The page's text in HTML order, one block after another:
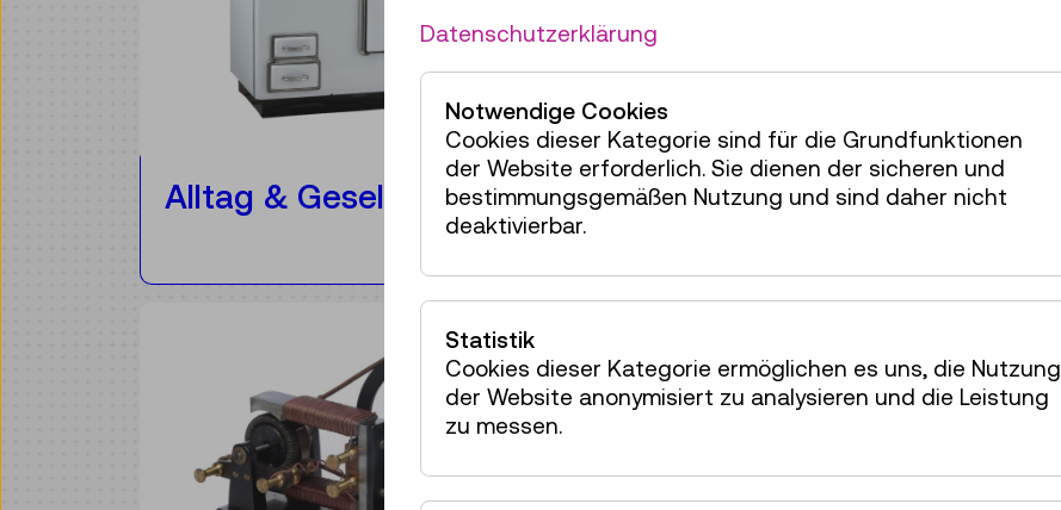
Alltag & Gesellschaft
Information &
Datenschutzerklärung
Notwendige Cookies
Cookies dieser Kategorie sind für die Grundfunktionen
der Website erforderlich. Sie dienen der sicheren und
bestimmungsgemäßen Nutzung und sind daher nicht
deaktivierbar.
Statistik
Cookies dieser Kategorie ermöglichen es uns, die Nutzung
der Website anonymisiert zu analysieren und die Leistung
zu messen.